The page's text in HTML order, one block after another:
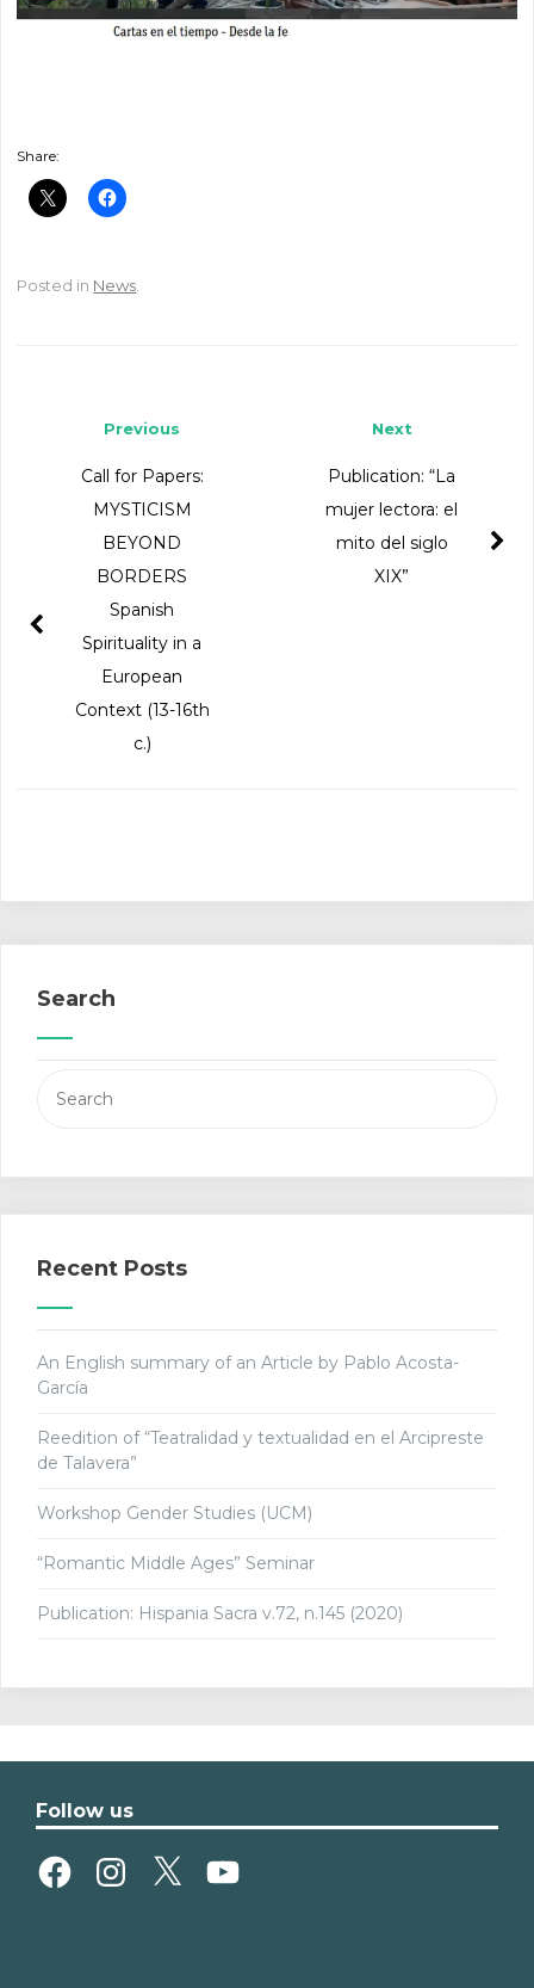
Share:
Posted in News
Next
Publication: “La
mujer lectora: el
mito del siglo
XIX”
Previous
Call for Papers:
MYSTICISM
BEYOND
BORDERS
Spanish
Spirituality in a
European
Context (13-16th
c.)
Search
for:
Recent Posts
An English summary of an Article by Pablo Acosta-
García
Reedition of “Teatralidad y textualidad en el Arcipreste
de Talavera”
Workshop Gender Studies (UCM)
“Romantic Middle Ages” Seminar
Publication: Hispania Sacra v.72, n.145 (2020)
Follow us
FacebookInstagram
X YouTube